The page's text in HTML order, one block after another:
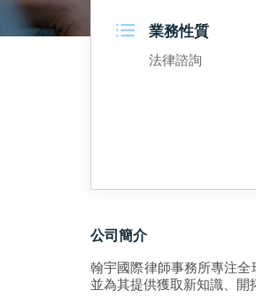
業務性質
法律諮詢
公司簡介
翰宇國際律師事務所專注全
並為其提供獲取新知識、開